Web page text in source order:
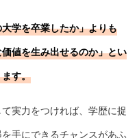
学を卒業したか」よりも
値を生み出せるのか」とい
す。
実力をつければ、学歴に捉
手にできるチャンスがあふ